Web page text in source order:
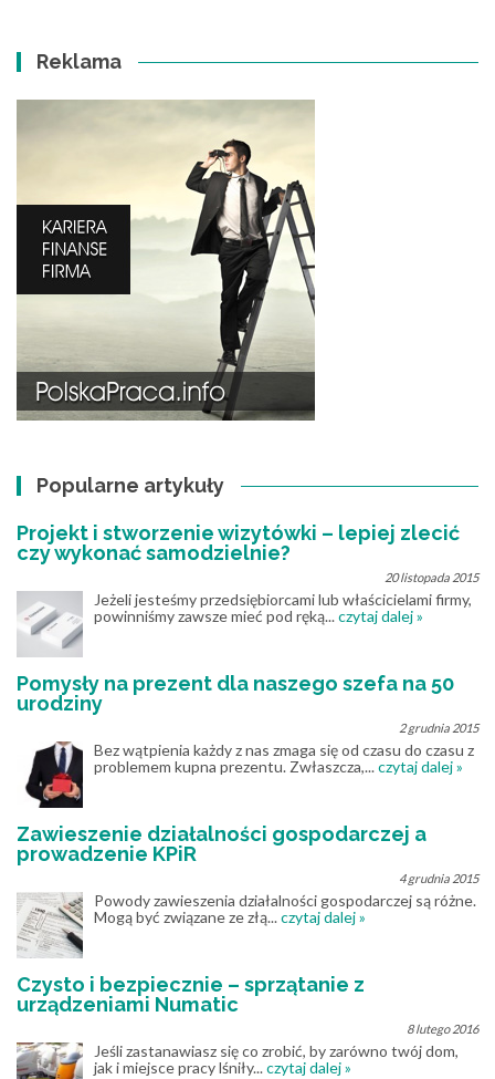
Reklama
Popularne artykuły
Projekt i stworzenie wizytówki – lepiej zlecić
czy wykonać samodzielnie?
20 listopada 2015
Jeżeli jesteśmy przedsiębiorcami lub właścicielami firmy,
powinniśmy zawsze mieć pod ręką...czytaj dalej »
Pomysły na prezent dla naszego szefa na 50
urodziny
2 grudnia 2015
Bez wątpienia każdy z nas zmaga się od czasu do czasu z
problemem kupna prezentu. Zwłaszcza,...czytaj dalej »
Zawieszenie działalności gospodarczej a
prowadzenie KPiR
4 grudnia 2015
Powody zawieszenia działalności gospodarczej są różne.
Mogą być związane ze złą...czytaj dalej »
Czysto i bezpiecznie – sprzątanie z
urządzeniami Numatic
8 lutego 2016
Jeśli zastanawiasz się co zrobić, by zarówno twój dom,
jak i miejsce pracy lśniły...czytaj dalej »